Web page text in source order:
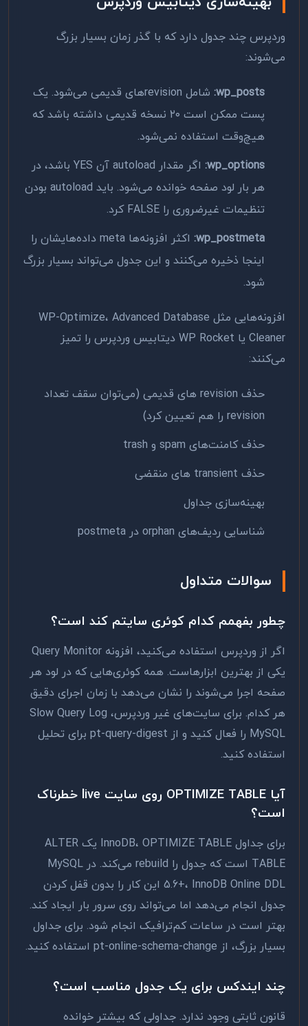
وردپرس چند جدول دارد که با گذر زمان بسیار بزرگ
می‌شوند:
wp_posts:
شامل revisionهای قدیمی می‌شود. یک
پست ممکن است ۲۰ نسخه قدیمی داشته باشد که
هیچ‌وقت استفاده نمی‌شود.
wp_options:
اگر مقدار autoload آن YES باشد، در
هر بار لود صفحه خوانده می‌شود. باید autoload بودن
تنظیمات غیرضروری را FALSE کرد.
wp_postmeta:
اکثر افزونه‌ها meta داده‌هایشان را
اینجا ذخیره می‌کنند و این جدول می‌تواند بسیار بزرگ
شود.
افزونه‌هایی مثل WP-Optimize، Advanced Database
Cleaner یا WP Rocket دیتابیس وردپرس را تمیز
می‌کنند:
حذف revision های قدیمی (می‌توان سقف تعداد
revision را هم تعیین کرد)
حذف کامنت‌های spam و trash
حذف transient های منقضی
بهینه‌سازی جداول
شناسایی ردیف‌های orphan در postmeta
سوالات متداول
چطور بفهمم کدام کوئری سایتم کند است؟
اگر از وردپرس استفاده می‌کنید، افزونه Query Monitor
یکی از بهترین ابزارهاست. همه کوئری‌هایی که در لود هر
صفحه اجرا می‌شوند را نشان می‌دهد با زمان اجرای دقیق
هر کدام. برای سایت‌های غیر وردپرس، Slow Query Log
MySQL را فعال کنید و از pt-query-digest برای تحلیل
استفاده کنید.
آیا OPTIMIZE TABLE روی سایت live خطرناک
است؟
برای جداول InnoDB، OPTIMIZE TABLE یک ALTER
TABLE است که جدول را rebuild می‌کند. در MySQL
5.6+، InnoDB Online DDL این کار را بدون قفل کردن
جدول انجام می‌دهد اما می‌تواند روی سرور بار ایجاد کند.
بهتر است در ساعات کم‌ترافیک انجام شود. برای جداول
بسیار بزرگ، از pt-online-schema-change استفاده کنید.
چند ایندکس برای یک جدول مناسب است؟
قانون ثابتی وجود ندارد. جداولی که بیشتر خوانده